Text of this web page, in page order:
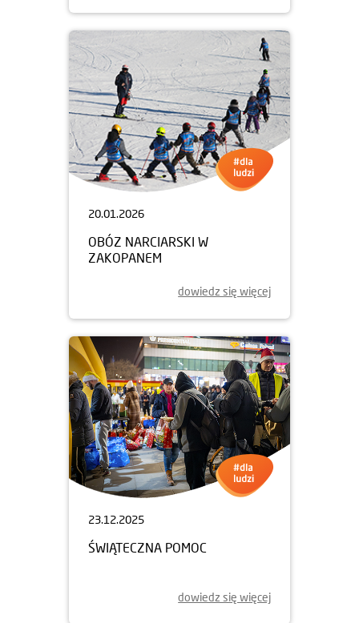
20.01.2026
OBÓZ NARCIARSKI W
ZAKOPANEM
dowiedz się więcej
23.12.2025
ŚWIĄTECZNA POMOC
dowiedz się więcej